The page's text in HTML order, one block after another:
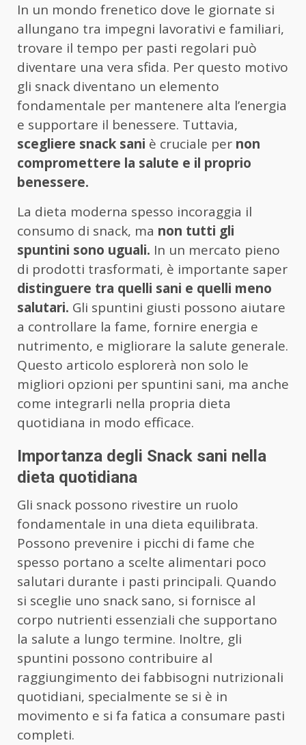
In un mondo frenetico dove le giornate si
allungano tra impegni lavorativi e familiari,
trovare il tempo per pasti regolari può
diventare una vera sfida. Per questo motivo
gli snack diventano un elemento
fondamentale per mantenere alta l’energia
e supportare il benessere. Tuttavia,
scegliere snack sani è cruciale per non
compromettere la salute e il proprio
benessere.
La dieta moderna spesso incoraggia il
consumo di snack, ma non tutti gli
spuntini sono uguali. In un mercato pieno
di prodotti trasformati, è importante saper
distinguere tra quelli sani e quelli meno
salutari. Gli spuntini giusti possono aiutare
a controllare la fame, fornire energia e
nutrimento, e migliorare la salute generale.
Questo articolo esplorerà non solo le
migliori opzioni per spuntini sani, ma anche
come integrarli nella propria dieta
quotidiana in modo efficace.
Importanza degli Snack sani nella
dieta quotidiana
Gli snack possono rivestire un ruolo
fondamentale in una dieta equilibrata.
Possono prevenire i picchi di fame che
spesso portano a scelte alimentari poco
salutari durante i pasti principali. Quando
si sceglie uno snack sano, si fornisce al
corpo nutrienti essenziali che supportano
la salute a lungo termine. Inoltre, gli
spuntini possono contribuire al
raggiungimento dei fabbisogni nutrizionali
quotidiani, specialmente se si è in
movimento e si fa fatica a consumare pasti
completi.